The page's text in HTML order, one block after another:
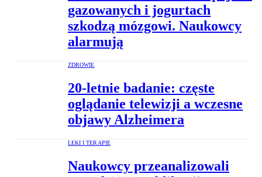
gazowanych i jogurtach
szkodzą mózgowi. Naukowcy
alarmują
ZDROWIE
20-letnie badanie: częste
oglądanie telewizji a wczesne
objawy Alzheimera
LEKI I TERAPIE
Naukowcy przeanalizowali